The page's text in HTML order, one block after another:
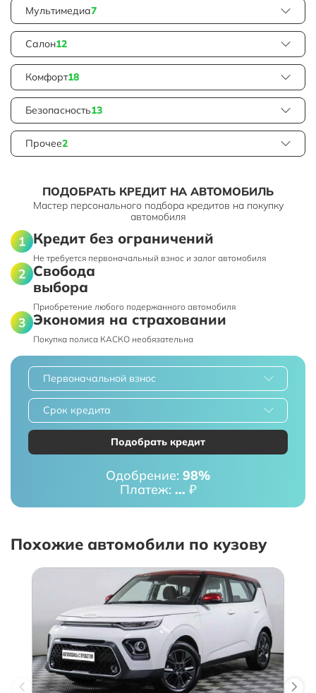
Мультимедиа7
Салон12
Комфорт18
Безопасность13
Прочее2
ПОДОБРАТЬ КРЕДИТ НА АВТОМОБИЛЬ
Мастер персонального подбора кредитов на покупку
автомобиля
Кредит без ограничений
Не требуется первоначальный взнос и залог автомобиля
Свобода
выбора
Приобретение любого подержанного автомобиля
Экономия на страховании
Покупка полиса КАСКО необязательна
Первоначальной взнос
Срок кредита
Подобрать кредит
Одобрение: 98%
Платеж: ... ₽
Похожие автомобили по кузову